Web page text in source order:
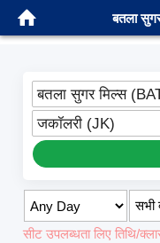
बतला
बतला सुगर मिल्स
जकॉलरी (JK)
सीट उपलब्धता लिए तिथि/